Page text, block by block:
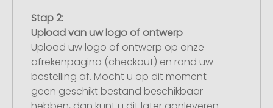
Stap 2:
Upload van uw logo of ontwerp
Upload uw logo of ontwerp op onze
afrekenpagina (checkout) en rond uw
bestelling af. Mocht u op dit moment
geen geschikt bestand beschikbaar